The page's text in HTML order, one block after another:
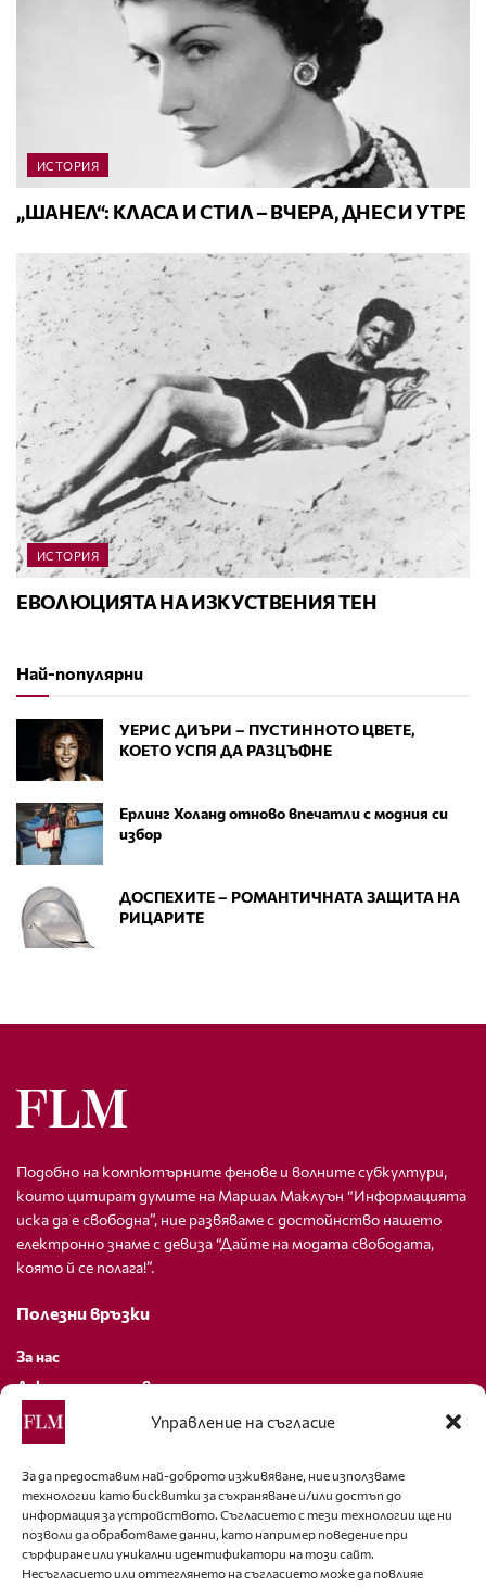
Управление на съгласие
За да предоставим най-доброто изживяване, ние използваме
технологии като бисквитки за съхраняване и/или достъп до
информация за устройството. Съгласието с тези технологии ще ни
позволи да обработваме данни, като например поведение при
сърфиране или уникални идентификатори на този сайт.
Несъгласието или оттеглянето на съгласието може да повлияе
ИСТОРИЯ
„ШАНЕЛ“: КЛАСА И СТИЛ – ВЧЕРА, ДНЕС И УТРЕ
ИСТОРИЯ
ЕВОЛЮЦИЯТА НА ИЗКУСТВЕНИЯ ТЕН
Най-популярни
УЕРИС ДИЪРИ – ПУСТИННОТО ЦВЕТЕ,
КОЕТО УСПЯ ДА РАЗЦЪФНЕ
Ерлинг Холанд отново впечатли с модния си
избор
ДОСПЕХИТЕ – РОМАНТИЧНАТА ЗАЩИТА НА
РИЦАРИТЕ
Подобно на компютърните фенове и волните субкултури,
които цитират думите на Маршал Маклуън “Информацията
иска да е свободна”, ние развяваме с достойнство нашето
електронно знаме с девиза “Дайте на модата свободата,
която й се полага!”.
Полезни връзки
За нас
Декларация за поверителност
Политика за бисквитки
За контакти
editor@fashion-lifestyle.net
+359 88 227 33 47